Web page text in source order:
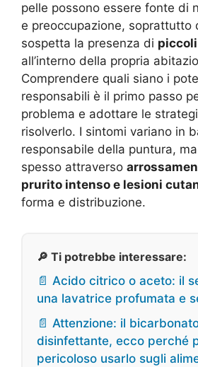
pelle possono essere fonte di
e preoccupazione, soprattutto
sospetta la presenza di
all’interno della propria
Comprendere quali siano i
responsabili è il primo passo
problema e adottare le
risolverlo. I sintomi variano in
responsabile della puntura,
spesso attraverso
prurito intenso e lesioni
forma e distribuzione.
🔎 Ti potrebbe interessare:
📄 Acido citrico o aceto: il
una lavatrice profumata e
📄 Attenzione: il
disinfettante, ecco perché
pericoloso usarlo sugli